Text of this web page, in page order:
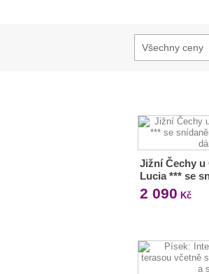
Všechny ceny
Jižní Čechy u
Lucia *** se
2 090 Kč